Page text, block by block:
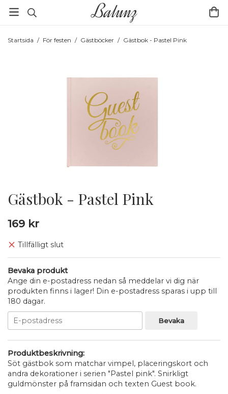
Startsida / För festen / Gästböcker / Gästbok - Pastel Pink
Gästbok - Pastel Pink
169 kr
Tillfälligt slut
Bevaka produkt
Ange din e-postadress nedan så meddelar vi dig när
produkten finns i lager! Din e-postadress sparas i upp till
180 dagar.
Bevaka
Produktbeskrivning:
Söt gästbok som matchar vimpel, placeringskort och
andra dekorationer i serien "Pastel pink". Snirkligt
guldmönster på framsidan och texten Guest book.